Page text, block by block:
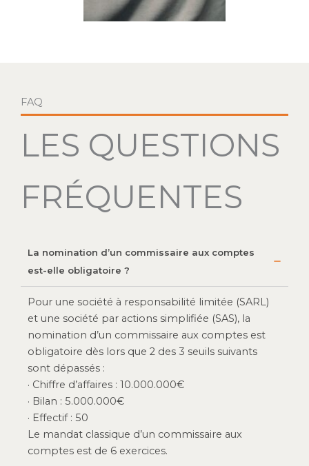
FAQ
LES QUESTIONS
FRÉQUENTES
La nomination d’un commissaire aux comptes
est-elle obligatoire ?
Pour une société à responsabilité limitée (SARL)
et une société par actions simplifiée (SAS), la
nomination d’un commissaire aux comptes est
obligatoire dès lors que 2 des 3 seuils suivants
sont dépassés :
· Chiffre d’affaires : 10.000.000€
· Bilan : 5.000.000€
· Effectif : 50
Le mandat classique d’un commissaire aux
comptes est de 6 exercices.